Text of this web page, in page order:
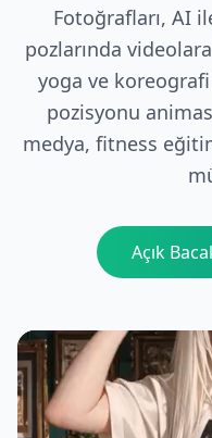
Fotoğrafları, AI
pozlarında
yoga ve
pozisyonu
medya, fitness
Açık